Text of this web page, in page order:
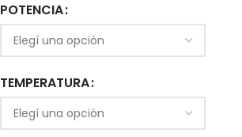
POTENCIA
TEMPERATURA